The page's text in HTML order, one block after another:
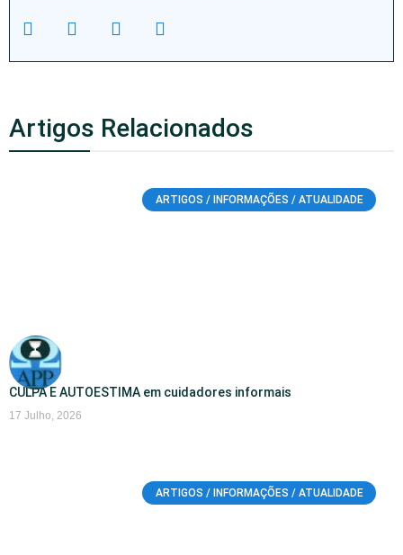
Artigos Relacionados
ARTIGOS / INFORMAÇÕES / ATUALIDADE
CULPA E AUTOESTIMA em cuidadores informais
17 Julho, 2026
ARTIGOS / INFORMAÇÕES / ATUALIDADE